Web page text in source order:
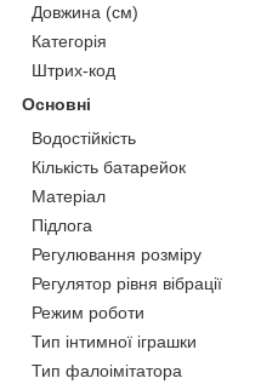
Довжина (см)
Категорія
Штрих-код
Основні
Водостійкість
Кількість батарейок
Матеріал
Підлога
Регулювання розміру
Регулятор рівня вібрації
Режим роботи
Тип інтимної іграшки
Тип фалоімітатора